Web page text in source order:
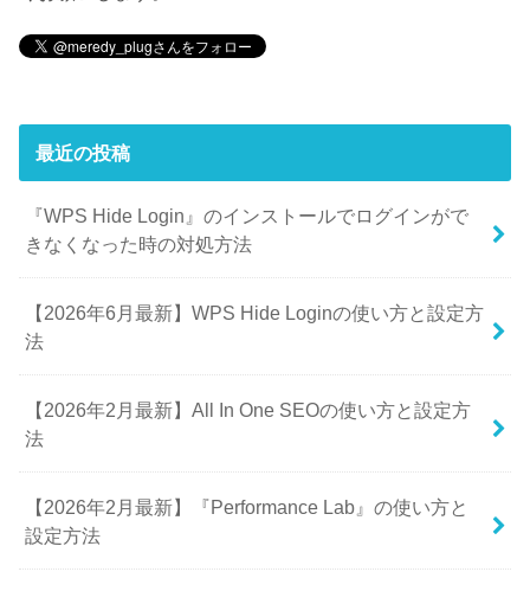
最近の投稿
『WPS Hide Login』のインストールでログインがで
きなくなった時の対処方法
【2026年6月最新】WPS Hide Loginの使い方と設定方
法
【2026年2月最新】All In One SEOの使い方と設定方
法
【2026年2月最新】『Performance Lab』の使い方と
設定方法